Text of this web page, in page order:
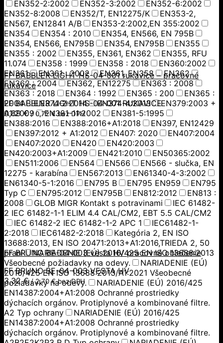
EN352-2:2002
EN352-3:2002
EN352-6:2002
EN352-8:2008
EN352/T, EN12275/K
EN353-2,
EN567, EN12841 A/B
EN353-2:2002,EN 355:2002
EN354
EN354 : 2010
EN354, EN566, EN 795B
EN354, EN566, EN795B
EN354, EN795B
EN355
EN355 : 2002
EN355, EN361, EN362
EN355, RFU
11.074
EN358 : 1999 EN358 : 2018
EN360:2002
EN361
EN361 : 2002 EN361, EN358
EN362
EN362 : 2004
EN362, EN12275
EN363 : 2008
EN363 : 2018
EN364 : 1992 EN365 : 200
EN365 :
2004
EN374-2:2014 EN374-4:2013
EN379:2003 +
A1:2009
EN381-11:2002
EN381-5:1995
EN388:2016
EN388:2016+A1:2018
EN397, EN12429
EN397:2012 + A1:2012
EN407: 2020
EN407:2004
EN407:2020
EN420
EN420:2003
EN420:2003+A1:2009
EN421:2010
EN50365:2002
EN511:2006
EN564 EN566
EN566 - slučka, EN
12275 - karabína
EN567:2013
EN61340-4-3:2002
EN61340-5-1:2016
EN795 B EN795 EN959
EN795
Typ C
EN795:2012 EN795B EN812:2012
EN813 :
2008
GLOB MIGR Kontakt s potravinami
IEC 61482-
2 IEC 61482-1-1 ELIM 4.4 CAL/CM2, EBT 5.5 CAL/CM2
IEC 61482-2 IEC 61482-1-2 APC 1
IEC61482-1-
2:2018
IEC61482-2:2018
Kategória 2, EN ISO
13688:2013, EN ISO 20471:2013+A1:2016,TRIEDA 2, 50
praní
NARIADENIE (EÚ) 2016/425 EN ISO 13688:2013
Všeobecné požiadavky na odevy.
NARIADENIE (EÚ)
2016/425 EN ISO 13688:2013/A1:2021 Všeobecné
požiadavky na odevy.
NARIADENIE (EÚ) 2016/425
EN14387:2004+A1:2008 Ochranné prostriedky
dýchacích orgánov. Protiplynové a kombinované filtre.
A2 Typ ochrany
NARIADENIE (EÚ) 2016/425
EN14387:2004+A1:2008 Ochranné prostriedky
dýchacích orgánov. Protiplynové a kombinované filtre.
FF BABBLER LIGHT HS-04-001 rukavice – pracovné
rukavice
FF BABBLER LIGHT HS-04-001 RUKAVICE
0,89€/0,72€bez DPH
FF BRUNO BE-04-003 vesta HV pracovné oblečenie
FF BRUNO BE-04-003 VESTA HV
3,32€/2,70€bez DPH